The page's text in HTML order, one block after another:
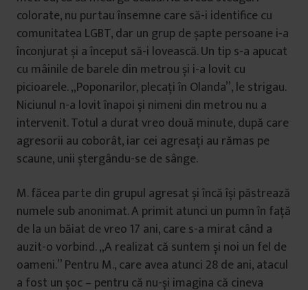
colorate, nu purtau însemne care să-i identifice cu
comunitatea LGBT, dar un grup de șapte persoane i-a
înconjurat și a început să-i lovească. Un tip s-a apucat
cu mâinile de barele din metrou și i-a lovit cu
picioarele. „Poponarilor, plecați în Olanda”, le strigau.
Niciunul n-a lovit înapoi și nimeni din metrou nu a
intervenit. Totul a durat vreo două minute, după care
agresorii au coborât, iar cei agresați au rămas pe
scaune, unii ștergându-se de sânge.
M. făcea parte din grupul agresat și încă își păstrează
numele sub anonimat. A primit atunci un pumn în față
de la un băiat de vreo 17 ani, care s-a mirat când a
auzit-o vorbind. „A realizat că suntem și noi un fel de
oameni.” Pentru M., care avea atunci 28 de ani, atacul
a fost un șoc – pentru că nu-și imagina că cineva